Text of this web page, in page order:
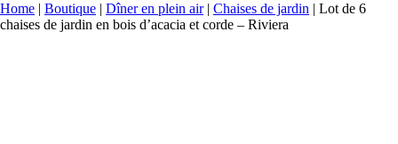
Home | Boutique | Dîner en plein air| Chaises de jardin | Lot de 6
chaises de jardin en bois d’acacia et corde – Riviera